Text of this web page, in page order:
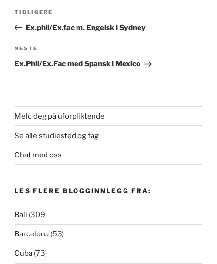
Innleggsnavigasjon
Forrige
innlegg
TIDLIGERE
Ex.phil/Ex.fac m. Engelsk i Sydney
Neste
innlegg
NESTE
Ex.Phil/Ex.Fac med Spansk i Mexico
Meld deg på uforpliktende
Se alle studiested og fag
Chat med oss
LES FLERE BLOGGINNLEGG FRA:
Bali (309)
Barcelona (53)
Cuba (73)